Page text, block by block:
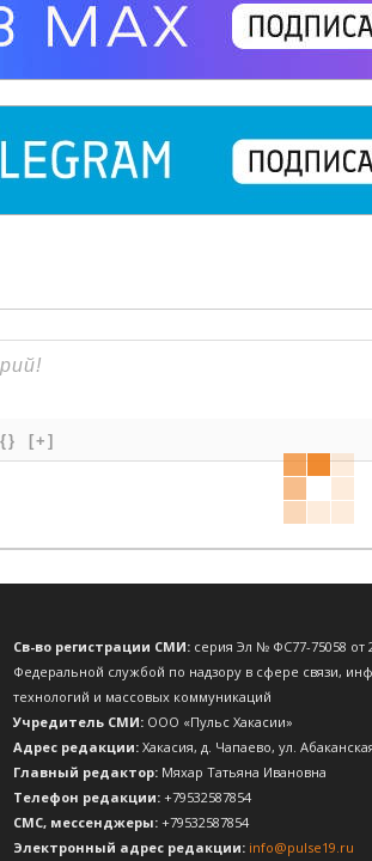
{} [+]
Св-во регистрации СМИ: серия Эл № ФС77-75058 от
Федеральной службой по надзору в сфере связи,
технологий и массовых коммуникаций
Учредитель СМИ: ООО «Пульс Хакасии»
Адрес редакции: Хакасия, д. Чапаево, ул.
Главный редактор: Мяхар Татьяна Ивановна
Телефон редакции: +79532587854
CМС, мессенджеры: +79532587854
Электронный адрес редакции: info@pulse19.ru